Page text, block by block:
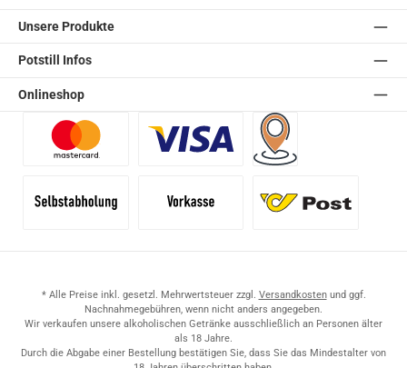
Unsere Produkte
Potstill Infos
Onlineshop
* Alle Preise inkl. gesetzl. Mehrwertsteuer zzgl. Versandkostenund ggf.
Nachnahmegebühren, wenn nicht anders angegeben.
Wir verkaufen unsere alkoholischen Getränke ausschließlich an Personen älter
als 18 Jahre.
Durch die Abgabe einer Bestellung bestätigen Sie, dass Sie das Mindestalter von